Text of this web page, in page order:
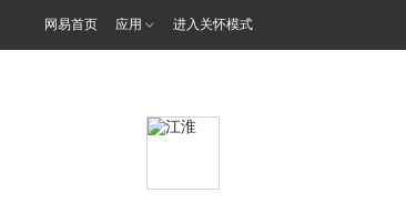
网易首页 应用 进入关怀模式